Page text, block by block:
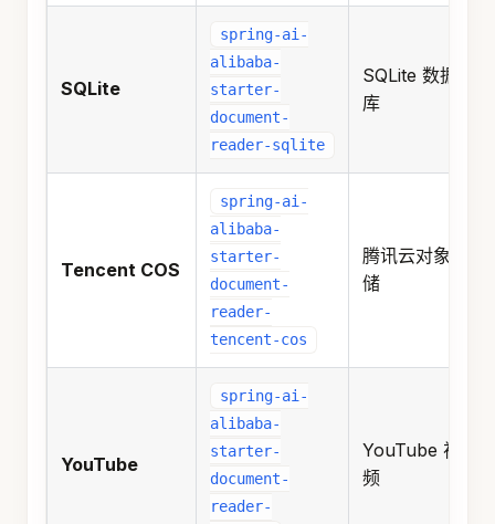
SQLite
spring-ai-
alibaba-
starter-
document-
reader-sqlite
SQLite 数据
库
Tencent COS
spring-ai-
alibaba-
starter-
document-
reader-
tencent-cos
腾讯云对象存
储
YouTube
spring-ai-
alibaba-
starter-
document-
reader-
YouTube 视
频